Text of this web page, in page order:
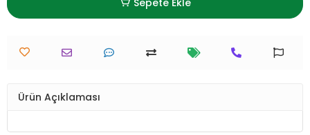
Sepete Ekle
Ürün Açıklaması